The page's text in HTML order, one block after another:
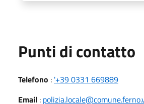
Punti di contatto
Telefono : '+39 0331 669889
Email :